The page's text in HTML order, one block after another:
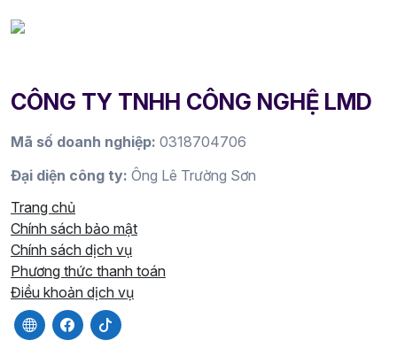
CÔNG TY TNHH CÔNG NGHỆ LMD
Mã số doanh nghiệp: 0318704706
Đại diện công ty: Ông Lê Trường Sơn
Trang chủ
Chính sách bảo mật
Chính sách dịch vụ
Phương thức thanh toán
Điều khoản dịch vụ